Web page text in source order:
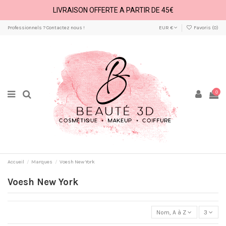
LIVRAISON OFFERTE A PARTIR DE 45€
Professionnels ? Contactez nous ! EUR € Favoris (0)
0
Accueil Marques Voesh New York
Voesh New York
Nom, A à Z 3